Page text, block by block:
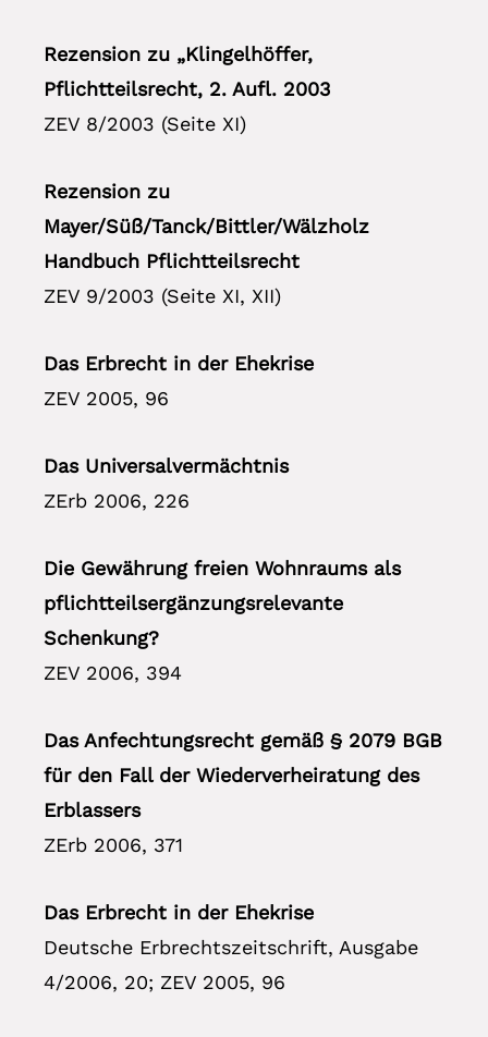
Rezension zu „Klingelhöffer,
Pflichtteilsrecht, 2. Aufl. 2003
ZEV 8/2003 (Seite XI)
Rezension zu
Mayer/Süß/Tanck/Bittler/Wälzholz
Handbuch Pflichtteilsrecht
ZEV 9/2003 (Seite XI, XII)
Das Erbrecht in der Ehekrise
ZEV 2005, 96
Das Universalvermächtnis
ZErb 2006, 226
Die Gewährung freien Wohnraums als
pflichtteilsergänzungsrelevante
Schenkung?
ZEV 2006, 394
Das Anfechtungsrecht gemäß § 2079 BGB
für den Fall der Wiederverheiratung des
Erblassers
ZErb 2006, 371
Das Erbrecht in der Ehekrise
Deutsche Erbrechtszeitschrift, Ausgabe
4/2006, 20; ZEV 2005, 96